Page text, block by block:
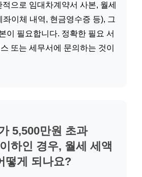
으로 임대차계약서 사본, 월세
좌이체 내역, 현금영수증 등), 그
이 필요합니다. 정확한 필요 서
또는 세무서에 문의하는 것이
5,500만원 초과
하인 경우, 월세 세액
떻게 되나요?